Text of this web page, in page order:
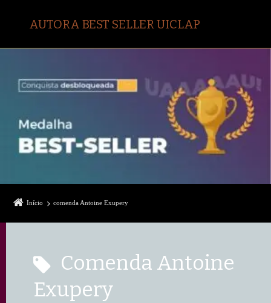
AUTORA BEST SELLER UICLAP
Início comenda Antoine Exupery
comenda Antoine
Exupery